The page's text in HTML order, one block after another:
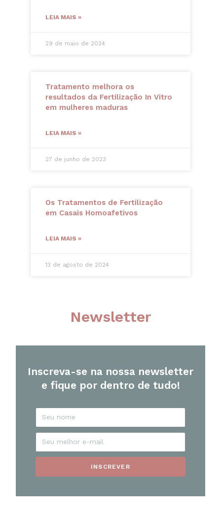
LEIA MAIS »
29 de maio de 2024
Tratamento melhora os
resultados da Fertilização In Vitro
em mulheres maduras
LEIA MAIS »
27 de junho de 2023
Os Tratamentos de Fertilização
em Casais Homoafetivos
LEIA MAIS »
13 de agosto de 2024
Newsletter
Inscreva-se na nossa newsletter
e fique por dentro de tudo!
INSCREVER